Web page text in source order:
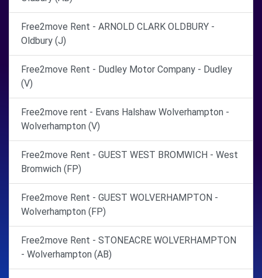
Free2move Rent - ARNOLD CLARK OLDBURY -
Oldbury (J)
Free2move Rent - Dudley Motor Company - Dudley
(V)
Free2move rent - Evans Halshaw Wolverhampton -
Wolverhampton (V)
Free2move Rent - GUEST WEST BROMWICH - West
Bromwich (FP)
Free2move Rent - GUEST WOLVERHAMPTON -
Wolverhampton (FP)
Free2move Rent - STONEACRE WOLVERHAMPTON
- Wolverhampton (AB)